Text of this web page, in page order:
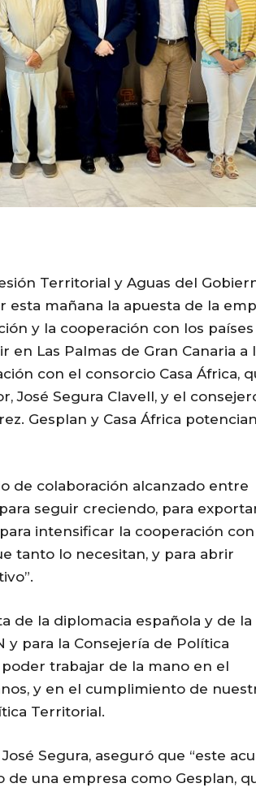
Territorial y Aguas del
esta mañana la apuesta de la
y la cooperación con los países
Las Palmas de Gran Canaria a
con el consorcio Casa África,
José Segura Clavell, y el
Gesplan y Casa África
de colaboración alcanzado entre
seguir creciendo, para
intensificar la cooperación con
tanto lo necesitan, y para abrir
de la diplomacia española y de la
y para la Consejería de Política
trabajar de la mano en el
y en el cumplimiento de
Territorial.
Segura, aseguró que “este
una empresa como Gesplan,